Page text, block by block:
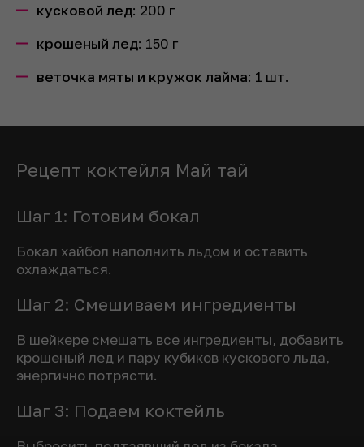
кусковой лед: 200 г
крошеный лед: 150 г
веточка мяты и кружок лайма: 1 шт.
Рецепт коктейля Май тай
Шаг 1: Готовим бокал
Бокал хайбол наполнить льдом и оставить
охлаждаться.
Шаг 2: Смешиваем ингредиенты
В шейкере смешать все ингредиенты, добавить
крошеный лед и пару кубиков кускового льда,
энергично потрясти.
Шаг 3: Подаем коктейль